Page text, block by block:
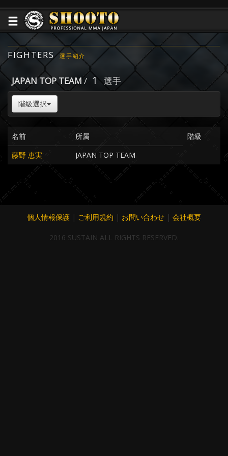
FIGHTERS 選手紹介
JAPAN TOP TEAM / 1 選手
階級選択
名前 所属
階級
藤野 恵実
JAPAN TOP TEAM
個人情報保護 | ご利用規約 | お問い合わせ | 会社概要
2016 SUSTAIN ALL RIGHTS RESERVED.